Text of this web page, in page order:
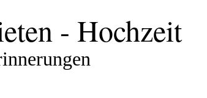
- Hochzeit